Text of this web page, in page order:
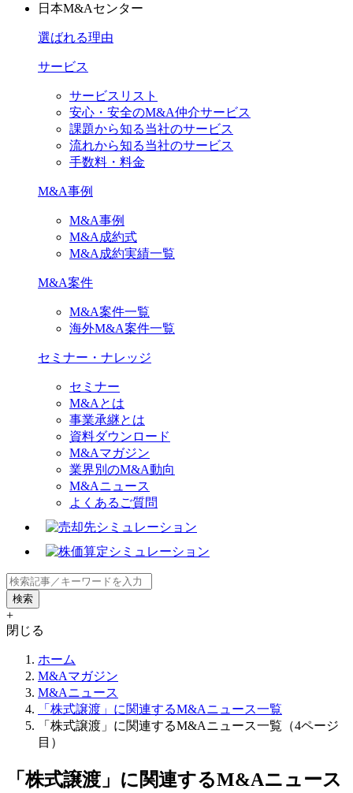
日本M&Aセンター
選ばれる理由
サービス
サービスリスト
安心・安全のM&A仲介サービス
課題から知る当社のサービス
流れから知る当社のサービス
手数料・料金
M&A事例
M&A事例
M&A成約式
M&A成約実績一覧
M&A案件
M&A案件一覧
海外M&A案件一覧
セミナー・ナレッジ
セミナー
M&Aとは
事業承継とは
資料ダウンロード
M&Aマガジン
業界別のM&A動向
M&Aニュース
よくあるご質問
+
閉じる
ホーム
M&Aマガジン
M&Aニュース
「株式譲渡」に関連するM&Aニュース一覧
「株式譲渡」に関連するM&Aニュース一覧（4ページ
目）
「株式譲渡」に関連するM&Aニュース